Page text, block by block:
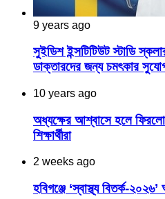
9 years ago
সুইডিশ ইন্সটিটিউট স্টাডি
ডাক্তারদের জন্য চমৎকার
10 years ago
অধ্যক্ষের আশ্বাসে হলে
শিক্ষার্থীরা
2 weeks ago
হবিগঞ্জে ‘স্বাস্থ্য বিতর্ক-২০২৬’